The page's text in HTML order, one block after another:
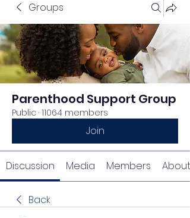
Groups
Parenthood Support Group
Public · 11064 members
Join
Discussion Media Members About
Back